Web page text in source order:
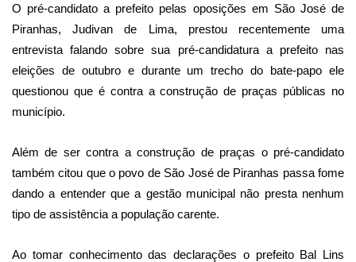
O pré-candidato a prefeito pelas oposições em São José de
Piranhas, Judivan de Lima, prestou recentemente uma
entrevista falando sobre sua pré-candidatura a prefeito nas
eleições de outubro e durante um trecho do bate-papo ele
questionou que é contra a construção de praças públicas no
município.
Além de ser contra a construção de praças o pré-candidato
também citou que o povo de São José de Piranhas passa fome
dando a entender que a gestão municipal não presta nenhum
tipo de assistência a população carente.
Ao tomar conhecimento das declarações o prefeito Bal Lins